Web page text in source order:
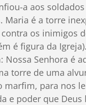
a aos
Maria é a torre
os inimigos
é figura da Igreja).
Nossa Senhora é
torre de uma
marfim, para nos
e poder que Deus